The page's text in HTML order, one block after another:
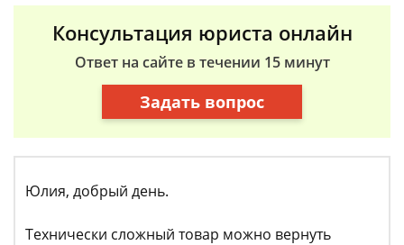
Консультация юриста онлайн
Ответ на сайте в течении 15 минут
Задать вопрос
Юлия, добрый день.
Технически сложный товар можно вернуть